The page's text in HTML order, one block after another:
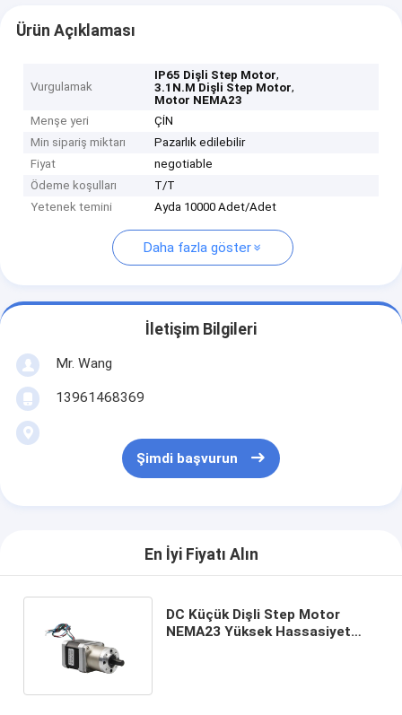
Ürün Açıklaması
Vurgulamak
IP65 Dişli Step Motor,
3.1N.M Dişli Step Motor,
Motor NEMA23
Menşe yeri
ÇİN
Min sipariş miktarı
Pazarlık edilebilir
Fiyat
negotiable
Ödeme koşulları
T/T
Yetenek temini
Ayda 10000 Adet/Adet
Daha fazla göster
İletişim Bilgileri
Mr. Wang
13961468369
Şimdi başvurun
En İyi Fiyatı Alın
DC Küçük Dişli Step Motor
NEMA23 Yüksek Hassasiyet